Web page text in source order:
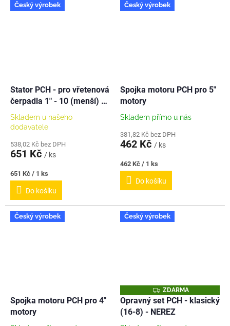
Český výrobek
Stator PCH - pro vřetenová
čerpadla 1" - 10 (menší) -
NEREZ
Skladem u našeho
dodavatele
538,02 Kč bez DPH
651 Kč / ks
Měrná
cena:
651 Kč / 1 ks
Do košíku
Český výrobek
Spojka motoru PCH pro 5"
motory
Skladem přímo u nás
381,82 Kč bez DPH
462 Kč / ks
Měrná
cena:
462 Kč / 1 ks
Do košíku
Český výrobek
Spojka motoru PCH pro 4"
motory
Český výrobek
Z
D
A
R
ZDARMA
Opravný set PCH - klasický
(16-8) - NEREZ